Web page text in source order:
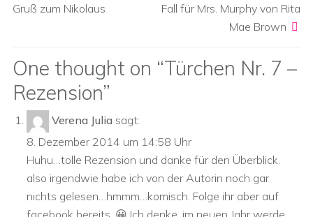
Gruß zum Nikolaus
Fall für Mrs. Murphy von Rita
Mae Brown
One thought on “Türchen Nr. 7 –
Rezension”
Verena Julia sagt:
8. Dezember 2014 um 14:58 Uhr
Huhu…tolle Rezension und danke für den Überblick.
also irgendwie habe ich von der Autorin noch gar
nichts gelesen…hmmm…komisch. Folge ihr aber auf
facebook bereits. 😀 Ich denke, im neuen Jahr werde